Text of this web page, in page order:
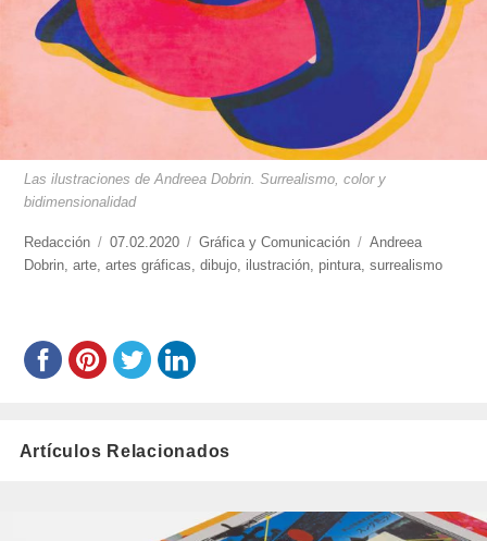
Las ilustraciones de Andreea Dobrin. Surrealismo, color y
bidimensionalidad
https://www.experimenta.es/author/redaccion/
Redacción
Publicado
el
07.02.2020 Categorías
Gráfica y Comunicación Etiquetas
Andreea
Dobrin,arte,artes gráficas,dibujo, ilustración, pintura,surrealismo
Artículos Relacionados